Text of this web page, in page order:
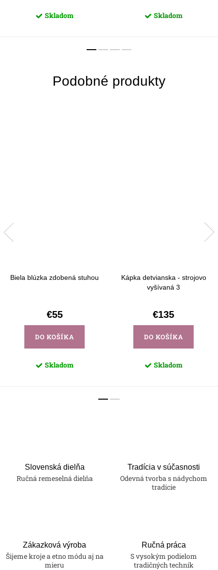
Skladom Skladom
Biela blúzka zdobená stuhou
€55
DO KOŠÍKA
Skladom
Kápka detvianska - strojovo
vyšívaná 3
€135
DO KOŠÍKA
Skladom
Slovenská dielňa
Ručná remeselná dielňa
Tradícia v súčasnosti
Odevná tvorba s nádychom
tradície
Zákazková výroba
Šijeme kroje a etno módu aj na
mieru
Ručná práca
S vysokým podielom
tradičných techník